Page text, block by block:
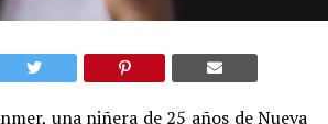
una niñera de 25 años de Nueva